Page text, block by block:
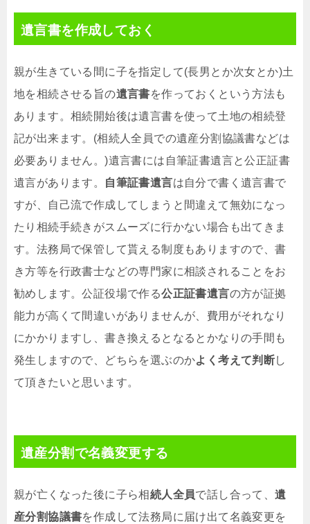
遺言書を作成しておく
親が生きている間に子を指定して(長男とか次女とか)土
地を相続させる旨の遺言書を作っておくという方法も
あります。相続開始後は遺言書を使って土地の相続登
記が出来ます。(相続人全員での遺産分割協議書などは
必要ありません。)遺言書には自筆証書遺言と公正証書
遺言があります。
自筆証書遺言は自分で書く遺言書で
すが、自己流で作成してしまうと間違えて無効になっ
たり相続手続きがスムーズに行かない場合も出てきま
す。法務局で保管して貰える制度もありますので、書
き方等を行政書士などの専門家に相談されることをお
勧めします。公証役場で作る公正証書遺言の方が証拠
能力が高くて間違いがありませんが、費用がそれなり
にかかりますし、書き換えるとなるとかなりの手間も
発生しますので、どちらを選ぶのかよく考えて判断し
て頂きたいと思います。
遺産分割で名義変更する
親が亡くなった後に子ら相続人全員で話し合って、遺
産分割協議書を作成して法務局に届け出て名義変更を